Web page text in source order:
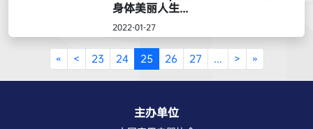
身体美丽人生...
2022-01-27
« < 23 24 25 26 27 ... > »
主办单位